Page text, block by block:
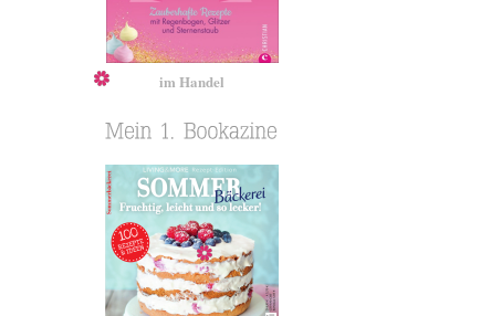
im Handel